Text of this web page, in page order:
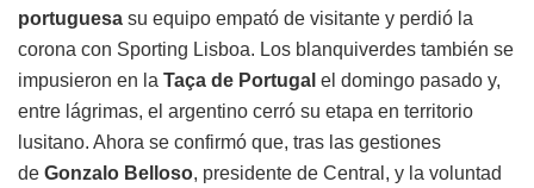
portuguesa su equipo empató de visitante y perdió la
corona con Sporting Lisboa. Los blanquiverdes también se
impusieron en la Taça de Portugal el domingo pasado y,
entre lágrimas, el argentino cerró su etapa en territorio
lusitano. Ahora se confirmó que, tras las gestiones
de Gonzalo Belloso, presidente de Central, y la voluntad